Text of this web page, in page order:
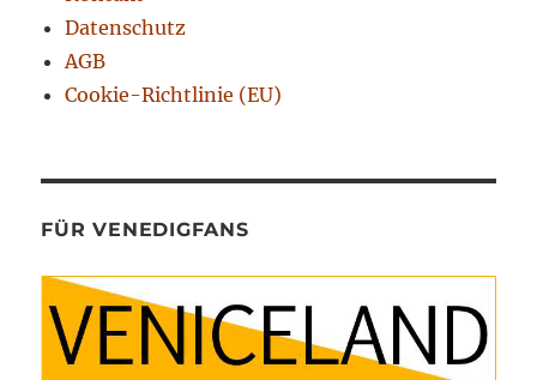
Datenschutz
AGB
Cookie-Richtlinie (EU)
FÜR VENEDIGFANS